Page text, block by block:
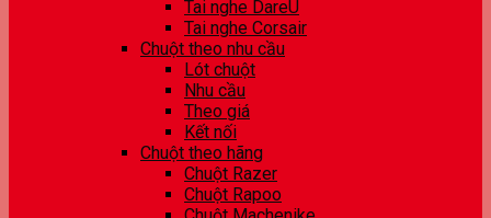
Tai nghe DareU
Tai nghe Corsair
Chuột theo nhu cầu
Lót chuột
Nhu cầu
Theo giá
Kết nối
Chuột theo hãng
Chuột Razer
Chuột Rapoo